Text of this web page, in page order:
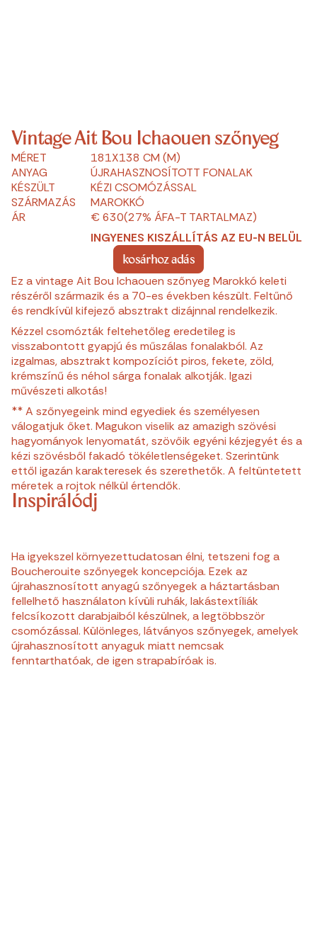
Vintage Ait Bou Ichaouen szőnyeg
MÉRET
181X138 CM (M)
ANYAG
ÚJRAHASZNOSÍTOTT FONALAK
KÉSZÜLT
KÉZI CSOMÓZÁSSAL
SZÁRMAZÁS
MAROKKÓ
ÁR
€ 630(27% ÁFA-T TARTALMAZ)
INGYENES KISZÁLLÍTÁS AZ EU-N BELÜL
kosárhoz adás
Ez a vintage Ait Bou Ichaouen szőnyeg Marokkó keleti
részéről származik és a 70-es években készült. Feltűnő
és rendkívül kifejező absztrakt dizájnnal rendelkezik.
Kézzel csomózták feltehetőleg eredetileg is
visszabontott gyapjú és műszálas fonalakból. Az
izgalmas, absztrakt kompozíciót piros, fekete, zöld,
krémszínű és néhol sárga fonalak alkotják. Igazi
művészeti alkotás!
** A szőnyegeink mind egyediek és személyesen
válogatjuk őket. Magukon viselik az amazigh szövési
hagyományok lenyomatát, szövőik egyéni kézjegyét és a
kézi szövésből fakadó tökéletlenségeket. Szerintünk
ettől igazán karakteresek és szerethetők. A feltüntetett
méretek a rojtok nélkül értendők.
Inspirálódj
Ha igyekszel környezettudatosan élni, tetszeni fog a
Boucherouite szőnyegek koncepciója. Ezek az
újrahasznosított anyagú szőnyegek a háztartásban
fellelhető használaton kívüli ruhák, lakástextíliák
felcsíkozott darabjaiból készülnek, a legtöbbször
csomózással. Különleges, látványos szőnyegek, amelyek
újrahasznosított anyaguk miatt nemcsak
fenntarthatóak, de igen strapabíróak is.